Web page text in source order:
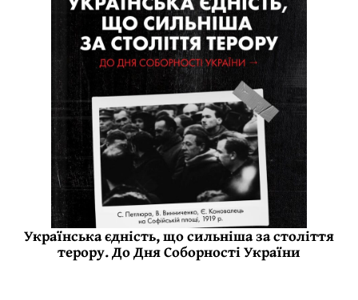
Українська єдність, що сильніша за століття
терору. До Дня Соборності України